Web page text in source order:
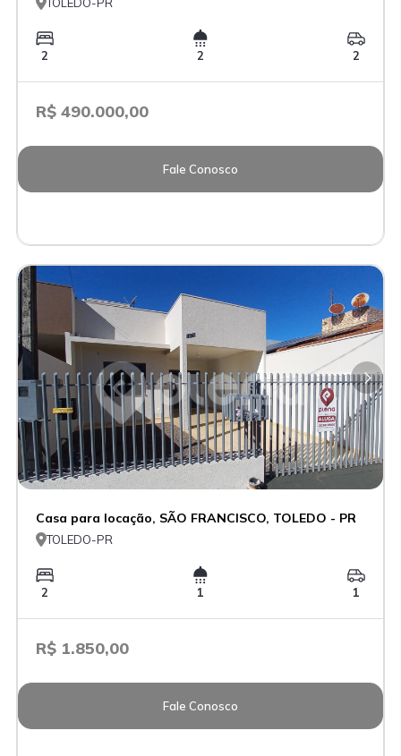
2 2 2
R$ 490.000,00
Fale Conosco
Casa para locação, SÃO FRANCISCO, TOLEDO - PR
TOLEDO-PR
2 1 1
R$ 1.850,00
Fale Conosco